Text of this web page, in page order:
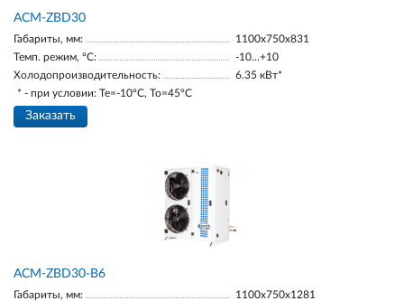
ACM-ZBD30
Габариты, мм:
1100х750х831
Темп. режим, °С:
-10…+10
Холодопроизводительность:
6.35 кВт*
* - при условии: Te=-10ºC, To=45ºC
Заказать
ACM-ZBD30-В6
Габариты, мм:
1100х750х1281